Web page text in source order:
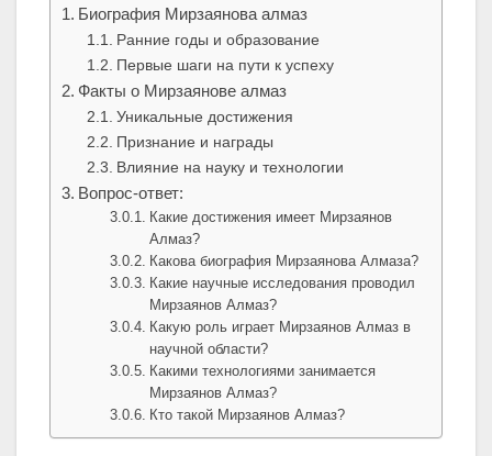
Биография Мирзаянова алмаз
Ранние годы и образование
Первые шаги на пути к успеху
Факты о Мирзаянове алмаз
Уникальные достижения
Признание и награды
Влияние на науку и технологии
Вопрос-ответ:
Какие достижения имеет Мирзаянов
Алмаз?
Какова биография Мирзаянова Алмаза?
Какие научные исследования проводил
Мирзаянов Алмаз?
Какую роль играет Мирзаянов Алмаз в
научной области?
Какими технологиями занимается
Мирзаянов Алмаз?
Кто такой Мирзаянов Алмаз?